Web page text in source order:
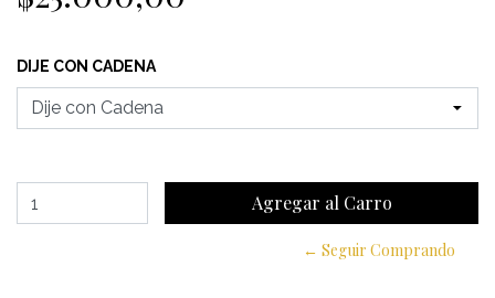
DIJE CON CADENA
← Seguir Comprando